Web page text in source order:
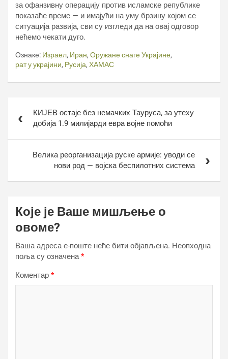
за офанзивну операцију против исламске републике
показаће време — и имајући на уму брзину којом се
ситуација развија, сви су изгледи да на овај одговор
нећемо чекати дуго.
Ознаке: Израел, Иран, Оружане снаге Украјине,
рат у украјини, Русија, ХАМАС
чланкаКИЈЕВ остаје без немачких Тауруса, за утеху
добија 1.9 милијарди евра војне помоћи
Велика реорганизација руске армије: уводи се
нови род — војска беспилотних система
Које је Ваше мишљење о
овоме?
Ваша адреса е-поште неће бити објављена. Неопходна
поља су означена*
Коментар *